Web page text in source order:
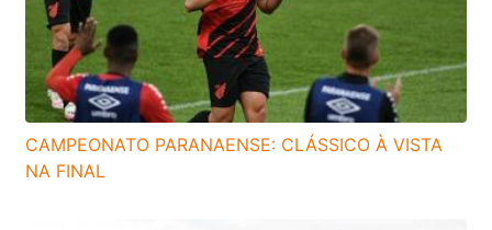
CAMPEONATO PARANAENSE: CLÁSSICO À VISTA
NA FINAL